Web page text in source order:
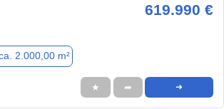
619.990 €
2.000,00 m²
★ ➦ ➜